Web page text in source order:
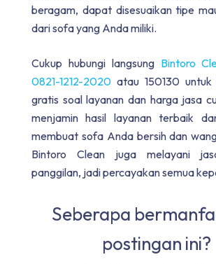
beragam, dapat disesuaikan tipe
dari sofa yang Anda miliki.
Cukup hubungi langsung Bintoro
0821-1212-2020 atau 150130 untuk
gratis soal layanan dan harga jasa
menjamin hasil layanan terbaik
membuat sofa Anda bersih dan
Bintoro Clean juga melayani
panggilan, jadi percayakan semua
Seberapa
postingan ini?